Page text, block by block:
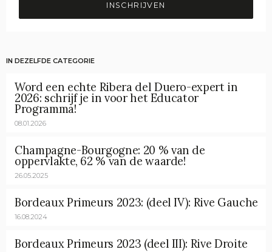
INSCHRIJVEN
IN DEZELFDE CATEGORIE
Word een echte Ribera del Duero-expert in
2026: schrijf je in voor het Educator
Programma!
08.01.2026
Champagne-Bourgogne: 20 % van de
oppervlakte, 62 % van de waarde!
26.05.2025
Bordeaux Primeurs 2023: (deel IV): Rive Gauche
16.08.2024
Bordeaux Primeurs 2023 (deel III): Rive Droite